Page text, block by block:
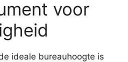
voor
ideale bureauhoogte is